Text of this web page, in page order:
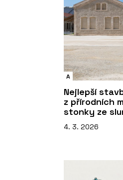
A
Nejlepší
z přírodních
stonky ze
4. 3. 2026